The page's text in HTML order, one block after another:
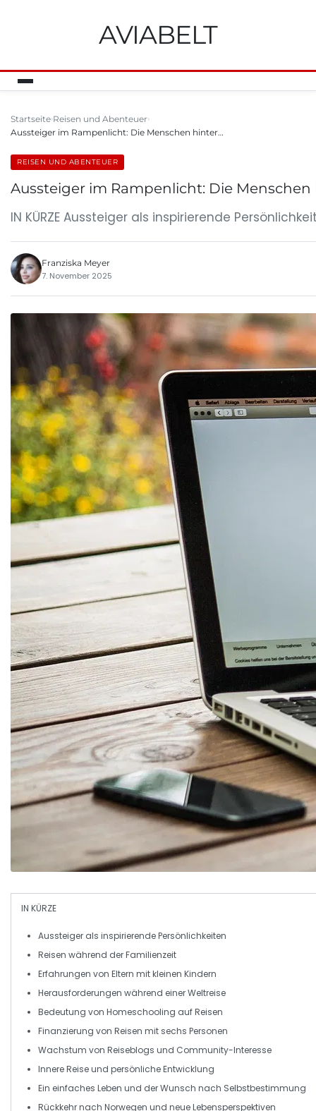
AVIABELT
Startseite Reisen und Abenteuer
Aussteiger im Rampenlicht: Die Menschen hinter…
REISEN UND ABENTEUER
Aussteiger im Rampenlicht: Die
IN KÜRZE Aussteiger als inspirierende
Franziska Meyer
7. November 2025
IN KÜRZE
Aussteiger als inspirierende Persönlichkeiten
Reisen während derFamilienzeit
Erfahrungen von Eltern mitkleinen Kindern
Herausforderungen während einerWeltreise
Bedeutung von Homeschooling auf Reisen
Finanzierung von Reisen mit sechs Personen
Wachstum von Reiseblogs und Community-Interesse
InnereReiseund persönliche Entwicklung
Ein einfaches Leben und der Wunsch nach Selbstbestimmung
Rückkehr nach Norwegen und neue Lebensperspektiven